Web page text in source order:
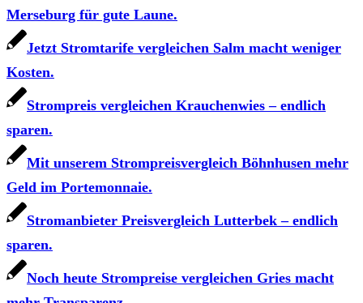
Merseburg für gute Laune.
Jetzt Stromtarife vergleichen Salm macht weniger
Kosten.
Strompreis vergleichen Krauchenwies – endlich
sparen.
Mit unserem Strompreisvergleich Böhnhusen mehr
Geld im Portemonnaie.
Stromanbieter Preisvergleich Lutterbek – endlich
sparen.
Noch heute Strompreise vergleichen Gries macht